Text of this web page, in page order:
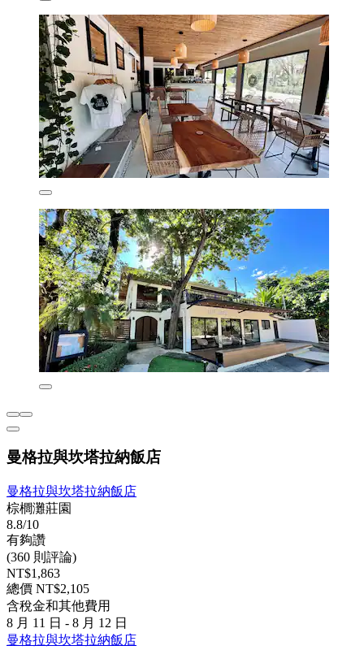
曼格拉與坎塔拉納飯店
曼格拉與坎塔拉納飯店
棕櫚灘莊園
8.8/10
有夠讚
(360 則評論)
NT$1,863
總價 NT$2,105
含稅金和其他費用
8 月 11 日 - 8 月 12 日
曼格拉與坎塔拉納飯店